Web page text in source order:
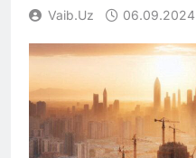
Vaib.uz 06.09.2024